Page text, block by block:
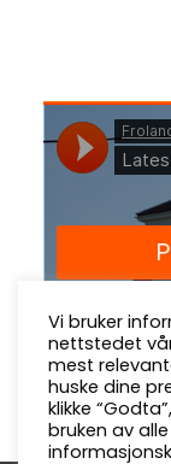
Vi bruker
nettstedet
mest
huske dine
klikke
bruken av alle